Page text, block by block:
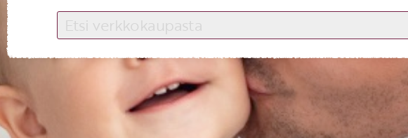
Etkö ole vielä asiakkaamme?
Luo asiakastili tästä!